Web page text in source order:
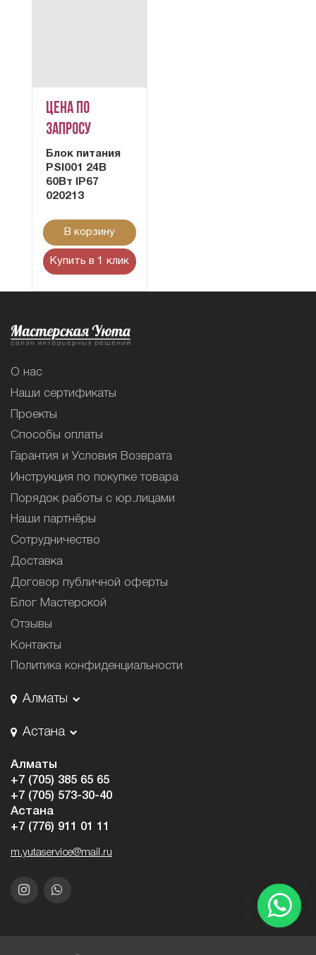
Цена по
запросу
Блок питания
PSI001 24В
60Вт IP67
020213
В корзину
Купить в 1 клик
О нас
Наши сертификаты
Проекты
Способы оплаты
Гарантия и Условия Возврата
Инструкция по покупке товара
Порядок работы с юр.лицами
Наши партнёры
Сотрудничество
Доставка
Договор публичной оферты
Блог Мастерской
Отзывы
Контакты
Политика конфиденциальности
Алматы
Астана
Алматы
+7 (705) 385 65 65
+7 (705) 573-30-40
Астана
+7 (776) 911 01 11
m.yutaservice@mail.ru